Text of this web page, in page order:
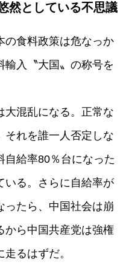
然としている不思議
の食料政策は危なっか
輸入〝大国〟の称号を
大混乱になる。正常な
それを誰一人否定しな
自給率80％台になった
いる。さらに自給率が
ったら、中国社会は崩
から中国共産党は強権
るはずだ。